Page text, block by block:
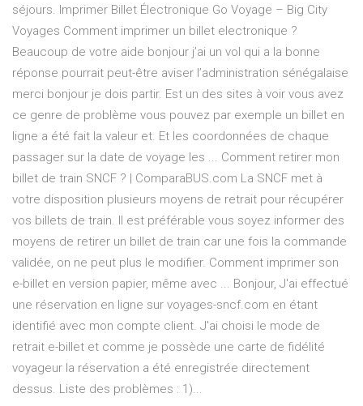
séjours. Imprimer Billet Électronique Go Voyage – Big City
Voyages Comment imprimer un billet electronique ?
Beaucoup de votre aide bonjour j’ai un vol qui a la bonne
réponse pourrait peut-être aviser l’administration sénégalaise
merci bonjour je dois partir. Est un des sites à voir vous avez
ce genre de problème vous pouvez par exemple un billet en
ligne a été fait la valeur et. Et les coordonnées de chaque
passager sur la date de voyage les ... Comment retirer mon
billet de train SNCF ? | ComparaBUS.com La SNCF met à
votre disposition plusieurs moyens de retrait pour récupérer
vos billets de train. Il est préférable vous soyez informer des
moyens de retirer un billet de train car une fois la commande
validée, on ne peut plus le modifier. Comment imprimer son
e-billet en version papier, même avec ... Bonjour, J'ai effectué
une réservation en ligne sur voyages-sncf.com en étant
identifié avec mon compte client. J'ai choisi le mode de
retrait e-billet et comme je possède une carte de fidélité
voyageur la réservation a été enregistrée directement
dessus. Liste des problèmes : 1)...